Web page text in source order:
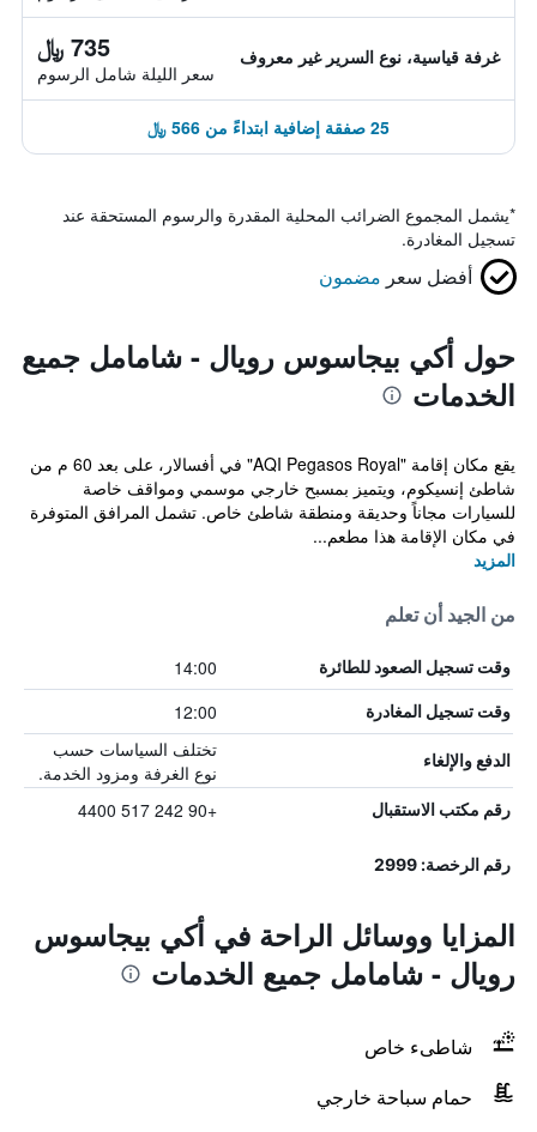
غرفة قياسية، نوع السرير غير معروف 735 ﷼
سعر الليلة شامل الرسوم
25 صفقة إضافية ابتداءً من 566 ﷼
*يشمل المجموع الضرائب المحلية المقدرة والرسوم المستحقة عند
تسجيل المغادرة.
أفضل سعر مضمون
حول أكي بيجاسوس رويال - شامامل جميع
الخدمات
يقع مكان إقامة "AQI Pegasos Royal" في أفسالار، على بعد 60 م من
شاطئ إنسيكوم، ويتميز بمسبح خارجي موسمي ومواقف خاصة
للسيارات مجاناً وحديقة ومنطقة شاطئ خاص. تشمل المرافق المتوفرة
في مكان الإقامة هذا مطعم...
المزيد
من الجيد أن تعلم
وقت تسجيل الصعود للطائرة 14:00
وقت تسجيل المغادرة 12:00
الدفع والإلغاء
تختلف السياسات حسب
نوع الغرفة ومزود الخدمة.
رقم مكتب الاستقبال +90 242 517 4400
رقم الرخصة: 2999
المزايا ووسائل الراحة في أكي بيجاسوس
رويال - شامامل جميع الخدمات
شاطىء خاص
حمام سباحة خارجي